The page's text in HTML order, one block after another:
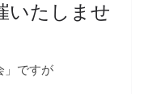
いたしませ
」ですが